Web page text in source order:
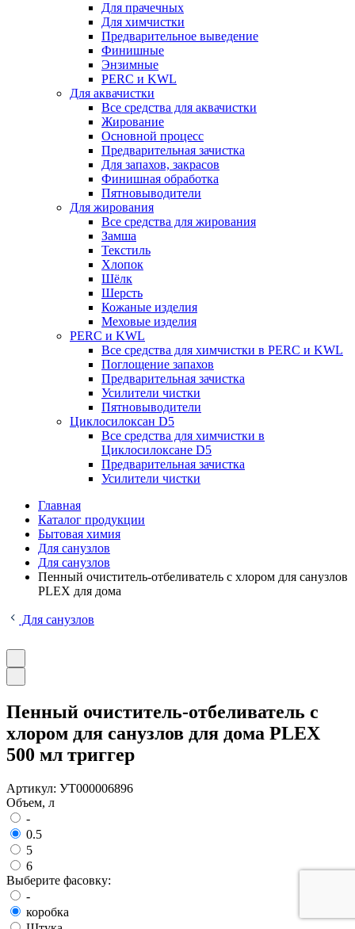
Для прачечных
Для химчистки
Предварительное выведение
Финишные
Энзимные
PERC и KWL
Для аквачистки
Все средства для аквачистки
Жирование
Основной процесс
Предварительная зачистка
Для запахов, закрасов
Финишная обработка
Пятновыводители
Для жирования
Все средства для жирования
Замша
Текстиль
Хлопок
Шёлк
Шерсть
Кожаные изделия
Меховые изделия
PERC и KWL
Все средства для химчистки в PERC и KWL
Поглощение запахов
Предварительная зачистка
Усилители чистки
Пятновыводители
Циклосилоксан D5
Все средства для химчистки в
Циклосилоксане D5
Предварительная зачистка
Усилители чистки
Главная
Каталог продукции
Бытовая химия
Для санузлов
Для санузлов
Пенный очиститель-отбеливатель с хлором для санузлов
PLEX для дома
Для санузлов
Пенный очиститель-отбеливатель с
хлором для санузлов для дома PLEX
500 мл триггер
Артикул: УТ000006896
Объем, л
-
0.5
5
6
Выберите фасовку:
-
коробка